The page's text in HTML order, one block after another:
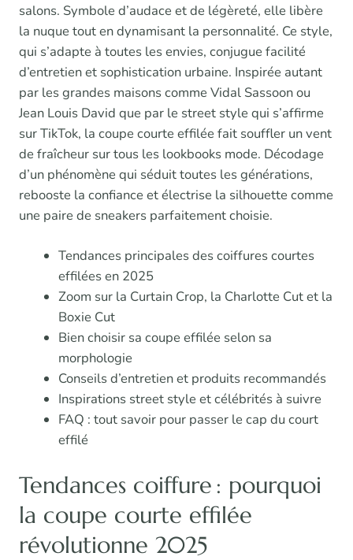
salons. Symbole d’audace et de légèreté, elle libère
la nuque tout en dynamisant la personnalité. Ce style,
qui s’adapte à toutes les envies, conjugue facilité
d’entretien et sophistication urbaine. Inspirée autant
par les grandes maisons comme Vidal Sassoon ou
Jean Louis David que par le street style qui s’affirme
sur TikTok, la coupe courte effilée fait souffler un vent
de fraîcheur sur tous les lookbooks mode. Décodage
d’un phénomène qui séduit toutes les générations,
rebooste la confiance et électrise la silhouette comme
une paire de sneakers parfaitement choisie.
Tendances principales des coiffures courtes
effilées en 2025
Zoom sur la Curtain Crop, la Charlotte Cut et la
Boxie Cut
Bien choisir sa coupe effilée selon sa
morphologie
Conseils d’entretien et produits recommandés
Inspirations street style et célébrités à suivre
FAQ : tout savoir pour passer le cap du court
effilé
Tendances coiffure : pourquoi
la coupe courte effilée
révolutionne 2025